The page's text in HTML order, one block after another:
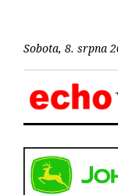
Sobota, 8. srpna